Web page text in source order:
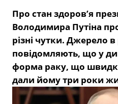
Про стан здоров’я
Володимира Путіна
різні чутки. Джерело в
повідомляють, що у
форма раку, що швидко
дали йому три роки